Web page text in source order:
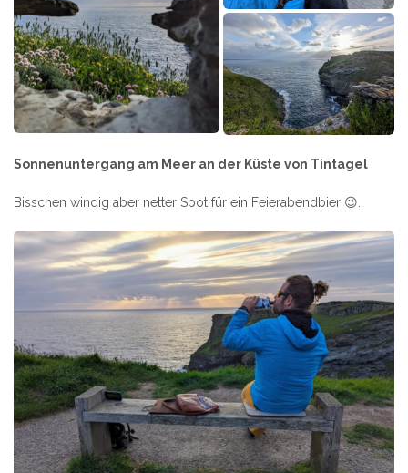
Sonnenuntergang am Meer an der Küste von Tintagel
Bisschen windig aber netter Spot für ein Feierabendbier 😉.